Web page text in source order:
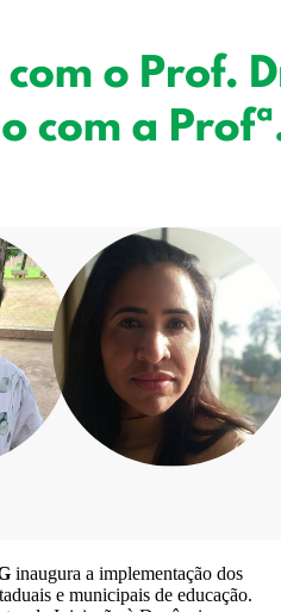
inaugura a implementação dos
e municipais de educação.